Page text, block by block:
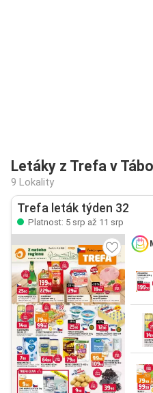
Letáky z Trefa v
9 Lokality
Trefa leták týden 32
Platnost: 5 srp až 11 srp